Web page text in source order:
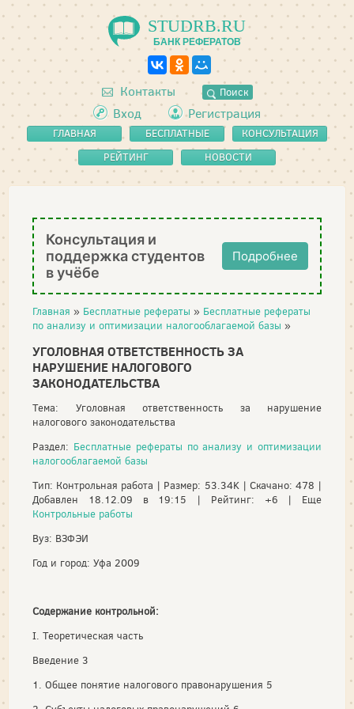
STUDRB.RU
БАНК РЕФЕРАТОВ
Контакты Поиск
Вход Регистрация
ГЛАВНАЯ
БЕСПЛАТНЫЕ
РЕФЕРАТЫ
КОНСУЛЬТАЦИЯ
РЕЙТИНГ
НОВОСТИ
Консультация и
поддержка студентов
в учёбе
Подробнее
Главная » Бесплатные рефераты » Бесплатные рефераты
по анализу и оптимизации налогооблагаемой базы »
УГОЛОВНАЯ ОТВЕТСТВЕННОСТЬ ЗА
НАРУШЕНИЕ НАЛОГОВОГО
ЗАКОНОДАТЕЛЬСТВА
Тема: Уголовная ответственность за нарушение
налогового законодательства
Раздел: Бесплатные рефераты по анализу и оптимизации
налогооблагаемой базы
Тип: Контрольная работа | Размер: 53.34K | Скачано: 478 |
Добавлен 18.12.09 в 19:15 | Рейтинг: +6 | Еще
Контрольные работы
Вуз: ВЗФЭИ
Год и город: Уфа 2009
Содержание контрольной:
I. Теоретическая часть
Введение 3
1. Общее понятие налогового правонарушения 5